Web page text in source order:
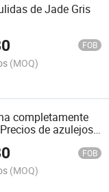
de Jade Gris
FOB
(MOQ)
completamente
de azulejos
de baldosas de
suelo
FOB
(MOQ)